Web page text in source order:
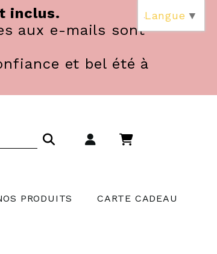
inclus.
aux e-mails sont
et bel été à
PRODUITS CARTE CADEAU
Langue ▼